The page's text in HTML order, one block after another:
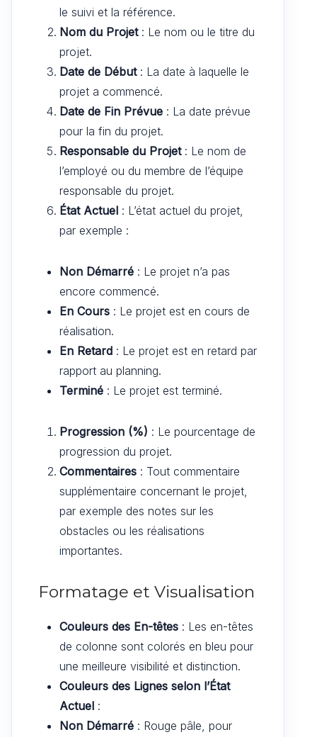
le suivi et la référence.
Nom du Projet: Le nom ou le titre du
projet.
Date de Début: La date à laquelle le
projet a commencé.
Date de Fin Prévue : La date prévue
pour la fin du projet.
Responsable du Projet: Le nom de
l’employé ou du membre de l’équipe
responsable du projet.
État Actuel : L’état actuel du projet,
par exemple :
Non Démarré : Le projet n’a pas
encore commencé.
En Cours : Le projet est en cours de
réalisation.
En Retard : Le projet est en retard par
rapport au planning.
Terminé : Le projet est terminé.
Progression (%) : Le pourcentage de
progression du projet.
Commentaires : Tout commentaire
supplémentaire concernant le projet,
par exemple des notes sur les
obstacles ou les réalisations
importantes.
Formatage et Visualisation
Couleurs des En-têtes : Les en-têtes
de colonne sont colorés en bleu pour
une meilleure visibilité et distinction.
Couleurs des Lignes selon l’État
Actuel :
Non Démarré : Rouge pâle, pour